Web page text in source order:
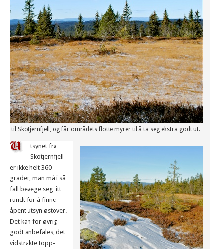
til Skotjernfjell, og får områdets flotte myrer til å ta seg ekstra godt ut.
tsynet fra
Skotjernfjell
er ikke helt 360
grader, man må i så
fall bevege seg litt
rundt for å finne
åpent utsyn østover.
Det kan for øvrig
godt anbefales, det
vidstrakte topp-